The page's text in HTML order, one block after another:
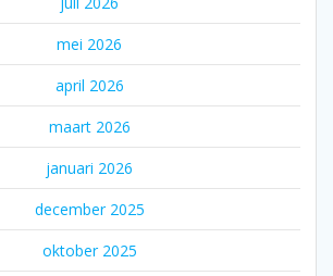
mei 2026
april 2026
maart 2026
januari 2026
december 2025
oktober 2025